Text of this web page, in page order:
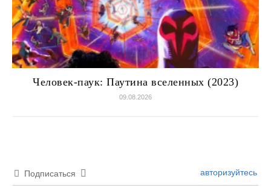
Человек-паук: Паутина вселенных (2023)
09.08.2026
Подписаться авторизуйтесь